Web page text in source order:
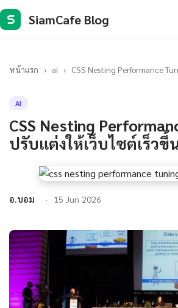
S SiamCafe Blog
หน้าแรก › ai › CSS Nesting Performance
AI
CSS Nesting
ปรับแต่งให้เว็บไซต์เร็วขึ้
อ.บอม 15 Jun 2026